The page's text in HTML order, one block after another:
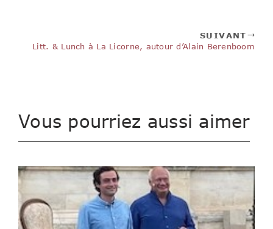
SUIVANT
Litt. & Lunch à La Licorne, autour d’Alain Berenboom
Vous pourriez aussi aimer